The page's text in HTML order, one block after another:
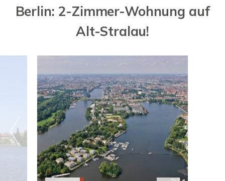
Berlin: 2-Zimmer-Wohnung auf
Alt-Stralau!